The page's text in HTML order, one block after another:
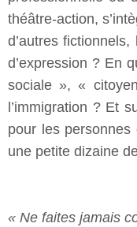
théâtre-action,
d’autres
d’expression ? En
sociale », «
l’immigration ? Et
pour les personnes
une petite dizaine
« Ne faites jamais